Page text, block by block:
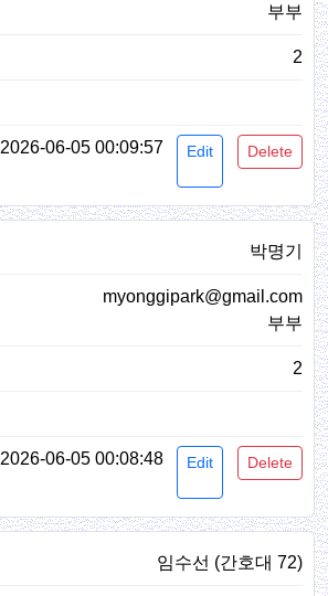
부부
2
2026-06-05 00:09:57 Edit Delete
박명기
myonggipark@gmail.com
부부
2
2026-06-05 00:08:48 Edit Delete
임수선 (간호대 72)